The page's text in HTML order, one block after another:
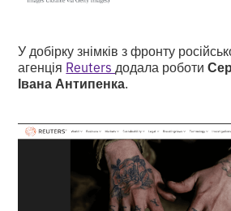
У добірку знімків з фронту
агенція Reuters додала роботи
Івана Антипенка.